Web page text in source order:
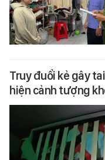
Truy đuổi kẻ gây
hiện cảnh tượng